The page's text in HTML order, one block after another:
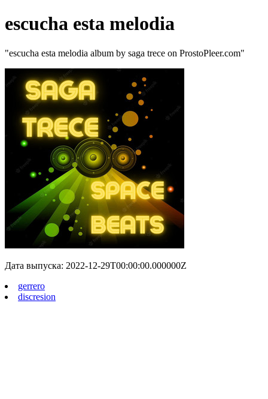
escucha esta melodia
"escucha esta melodia album by saga trece on ProstoPleer.com"
Дата выпуска: 2022-12-29T00:00:00.000000Z
gerrero
discresion